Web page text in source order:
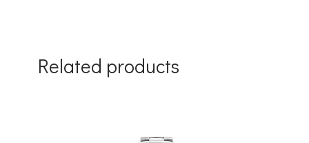
Related products